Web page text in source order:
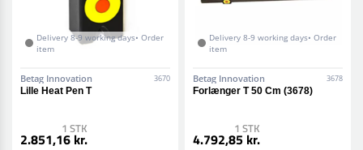
Delivery 8-9 working days• Order
item
Betag Innovation 3670
Lille Heat Pen T
1 STK
2.851,16 kr.
Delivery 8-9 working days• Order
item
Betag Innovation 3678
Forlænger T 50 Cm (3678)
1 STK
4.792,85 kr.